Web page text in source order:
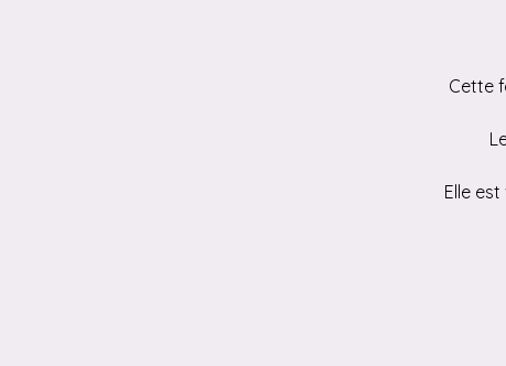
Cette
Elle